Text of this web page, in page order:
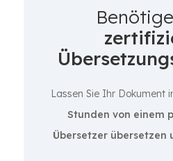
Lassen Sie Ihr Dokument
Stunden von einem
Übersetzer übersetzen